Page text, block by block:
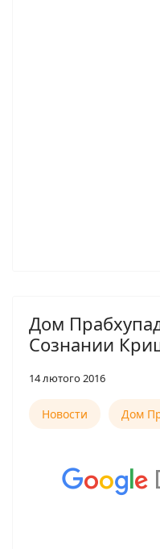
Дом
Сознании
14 лютого 2016
Новости Дом